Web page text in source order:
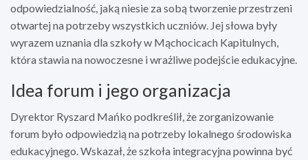
odpowiedzialność, jaką niesie za sobą tworzenie przestrzeni
otwartej na potrzeby wszystkich uczniów. Jej słowa były
wyrazem uznania dla szkoły w Mąchocicach Kapitulnych,
która stawia na nowoczesne i wrażliwe podejście edukacyjne.
Idea forum i jego organizacja
Dyrektor Ryszard Mańko podkreślił, że zorganizowanie
forum było odpowiedzią na potrzeby lokalnego środowiska
edukacyjnego. Wskazał, że szkoła integracyjna powinna być